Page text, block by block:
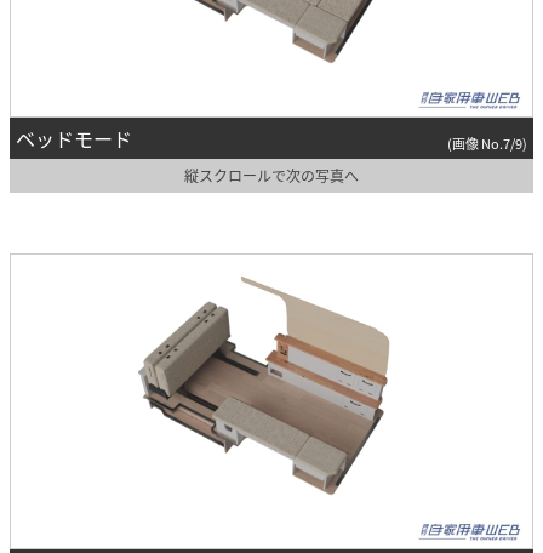
ベッドモード (画像 No.7/9)
縦スクロールで次の写真へ